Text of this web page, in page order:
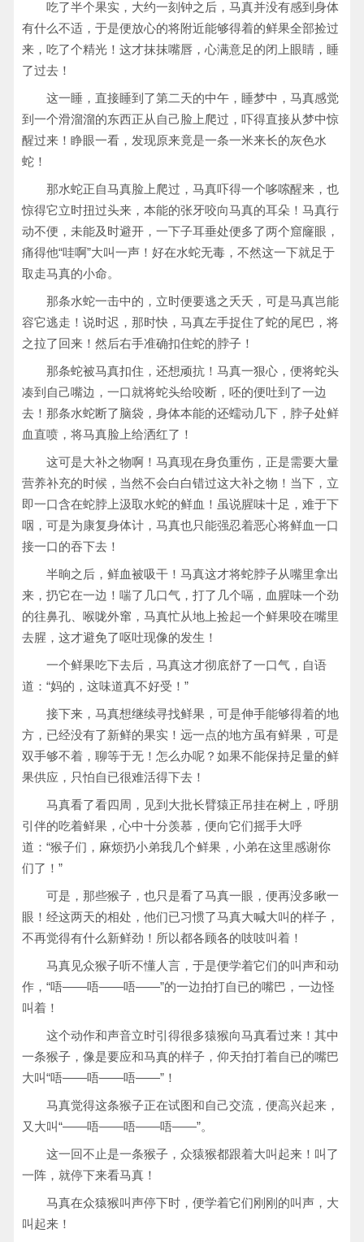
吃了半个果实，大约一刻钟之后，马真并没有感到身体
有什么不适，于是便放心的将附近能够得着的鲜果全部捡过
来，吃了个精光！这才抹抹嘴唇，心满意足的闭上眼睛，睡
了过去！
这一睡，直接睡到了第二天的中午，睡梦中，马真感觉
到一个滑溜溜的东西正从自己脸上爬过，吓得直接从梦中惊
醒过来！睁眼一看，发现原来竟是一条一米来长的灰色水
蛇！
那水蛇正自马真脸上爬过，马真吓得一个哆嗦醒来，也
惊得它立时扭过头来，本能的张牙咬向马真的耳朵！马真行
动不便，未能及时避开，一下子耳垂处便多了两个窟窿眼，
痛得他“哇啊”大叫一声！好在水蛇无毒，不然这一下就足于
取走马真的小命。
那条水蛇一击中的，立时便要逃之夭夭，可是马真岂能
容它逃走！说时迟，那时快，马真左手捉住了蛇的尾巴，将
之拉了回来！然后右手准确扣住蛇的脖子！
那条蛇被马真扣住，还想顽抗！马真一狠心，便将蛇头
凑到自己嘴边，一口就将蛇头给咬断，呸的便吐到了一边
去！那条水蛇断了脑袋，身体本能的还蠕动几下，脖子处鲜
血直喷，将马真脸上给洒红了！
这可是大补之物啊！马真现在身负重伤，正是需要大量
营养补充的时候，当然不会白白错过这大补之物！当下，立
即一口含在蛇脖上汲取水蛇的鲜血！虽说腥味十足，难于下
咽，可是为康复身体计，马真也只能强忍着恶心将鲜血一口
接一口的吞下去！
半晌之后，鲜血被吸干！马真这才将蛇脖子从嘴里拿出
来，扔它在一边！喘了几口气，打了几个嗝，血腥味一个劲
的往鼻孔、喉咙外窜，马真忙从地上捡起一个鲜果咬在嘴里
去腥，这才避免了呕吐现像的发生！
一个鲜果吃下去后，马真这才彻底舒了一口气，自语
道：“妈的，这味道真不好受！”
接下来，马真想继续寻找鲜果，可是伸手能够得着的地
方，已经没有了新鲜的果实！远一点的地方虽有鲜果，可是
双手够不着，聊等于无！怎么办呢？如果不能保持足量的鲜
果供应，只怕自已很难活得下去！
马真看了看四周，见到大批长臂猿正吊挂在树上，呼朋
引伴的吃着鲜果，心中十分羡慕，便向它们摇手大呼
道：“猴子们，麻烦扔小弟我几个鲜果，小弟在这里感谢你
们了！”
可是，那些猴子，也只是看了马真一眼，便再没多瞅一
眼！经这两天的相处，他们已习惯了马真大喊大叫的样子，
不再觉得有什么新鲜劲！所以都各顾各的吱吱叫着！
马真见众猴子听不懂人言，于是便学着它们的叫声和动
作，“唔——唔——唔——”的一边拍打自已的嘴巴，一边怪
叫着！
这个动作和声音立时引得很多猿猴向马真看过来！其中
一条猴子，像是要应和马真的样子，仰天拍打着自已的嘴巴
大叫“唔——唔——唔——”！
马真觉得这条猴子正在试图和自己交流，便高兴起来，
又大叫“——唔——唔——唔——”。
这一回不止是一条猴子，众猿猴都跟着大叫起来！叫了
一阵，就停下来看马真！
马真在众猿猴叫声停下时，便学着它们刚刚的叫声，大
叫起来！